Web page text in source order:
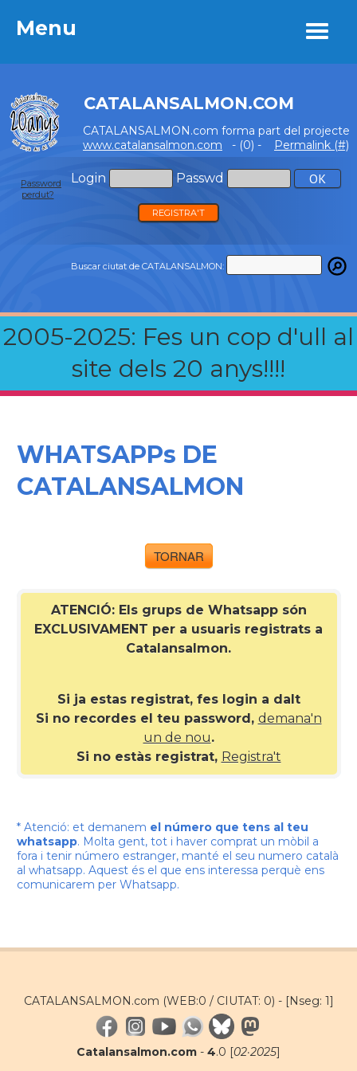
Menu
CATALANSALMON.COM
CATALANSALMON.com forma part del projecte
www.catalansalmon.com - (0) - Permalink (#)
Login Passwd
Password
perdut?
REGISTRA'T
Buscar ciutat de CATALANSALMON:
2005-2025: Fes un cop d'ull al
site dels 20 anys!!!!
Menu
WHATSAPPs DE
CATALANSALMON
TORNAR
ATENCIÓ: Els grups de Whatsapp són
EXCLUSIVAMENT per a usuaris registrats a
Catalansalmon.
Si ja estas registrat, fes login a dalt
Si no recordes el teu password, demana'n
un de nou.
Si no estàs registrat, Registra't
* Atenció: et demanem el número que tens al teu
whatsapp. Molta gent, tot i haver comprat un mòbil a
fora i tenir número estranger, manté el seu numero català
al whatsapp. Aquest és el que ens interessa perquè ens
comunicarem per Whatsapp.
CATALANSALMON.com (WEB:0 / CIUTAT: 0) - [Nseg: 1]
Catalansalmon.com - 4.0 [02·2025]